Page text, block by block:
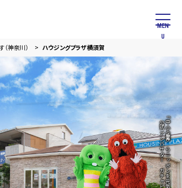
神奈川） ハウジングプラザ横須賀
公式アンバサダー ガチャピン・ムック